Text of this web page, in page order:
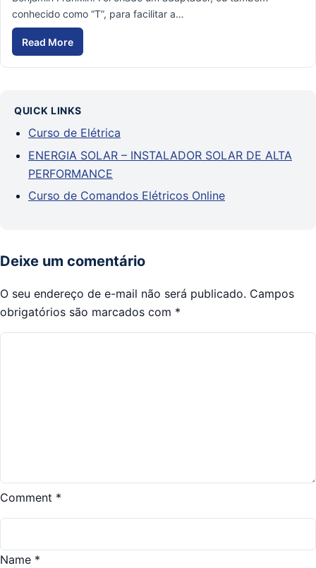
conhecido como “T”, para facilitar a…
Read More
QUICK LINKS
Curso de Elétrica
ENERGIA SOLAR – INSTALADOR SOLAR DE ALTA
PERFORMANCE
Curso de Comandos Elétricos Online
Deixe um comentário
O seu endereço de e-mail não será publicado. Campos
obrigatórios são marcados com *
Comment *
Name *